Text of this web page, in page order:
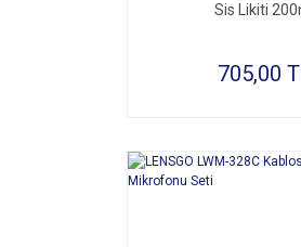
Sis Likiti
705,00